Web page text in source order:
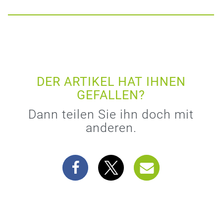
DER ARTIKEL HAT IHNEN
GEFALLEN?
Dann teilen Sie ihn doch mit
anderen.